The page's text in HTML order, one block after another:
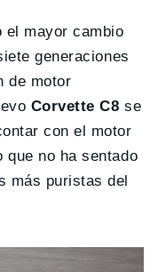
el mayor cambio
generaciones
de motor
Corvette C8 se
con el motor
no ha sentado
más puristas del